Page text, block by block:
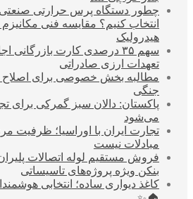
چطور دستگاه پرس حرارتی صنعتی
انتخاب کنیم؟ مقایسه فنی
هیدرولیک
سهم ۳۵ درصدی کارت بازرگانی
تعهدات ارزی صادراتی
مطالبه بخش خصوصی برای اصلاح
جنگی
پاکستان: دالان سبز گمرکی برای
می‌شود
تجارت ایران با اوراسیا؛ ظرفیت
مبادلات نیست
فروش مستقیم لوله اتصالات
بنکن ویژه پروژه‌های تاسیساتی
کاغذ دیواری ساده؛ انتخابی